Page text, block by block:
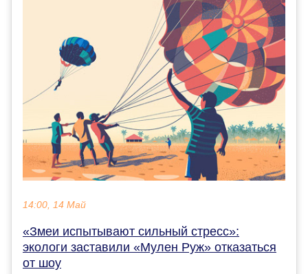
14:00, 14 Май
«Змеи испытывают сильный стресс»:
экологи заставили «Мулен Руж» отказаться
от шоу